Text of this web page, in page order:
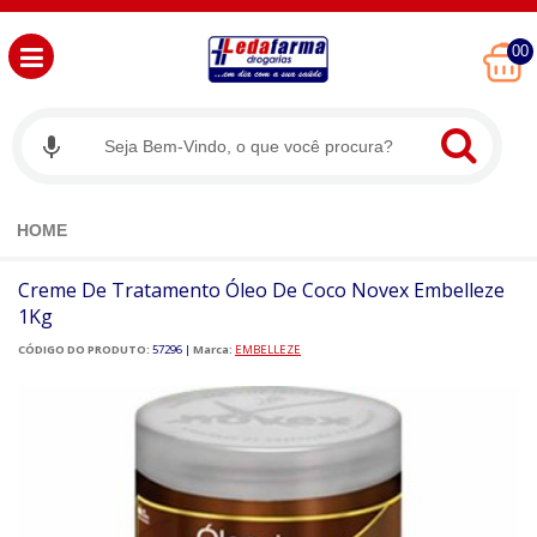
00
HOME
Creme De Tratamento Óleo De Coco Novex Embelleze
1Kg
CÓDIGO DO PRODUTO: 57296 | Marca: EMBELLEZE